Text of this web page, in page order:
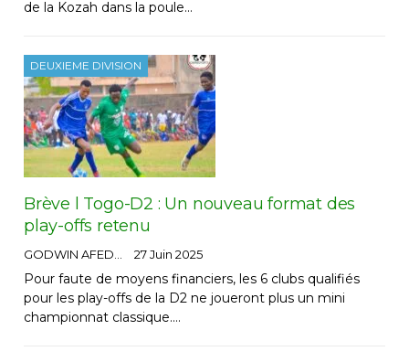
de la Kozah dans la poule…
DEUXIEME DIVISION
Brève l Togo-D2 : Un nouveau format des
play-offs retenu
GODWIN AFEDO 27 Juin 2025
Pour faute de moyens financiers, les 6 clubs qualifiés
pour les play-offs de la D2 ne joueront plus un mini
championnat classique.…